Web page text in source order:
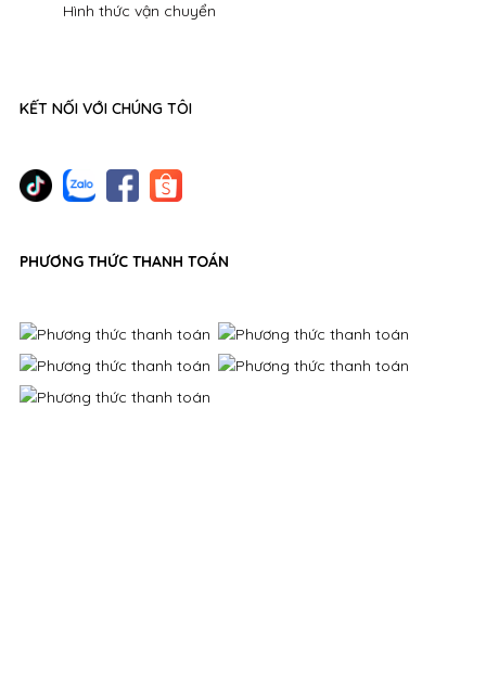
Hình thức vận chuyển
KẾT NỐI VỚI CHÚNG TÔI
PHƯƠNG THỨC THANH TOÁN